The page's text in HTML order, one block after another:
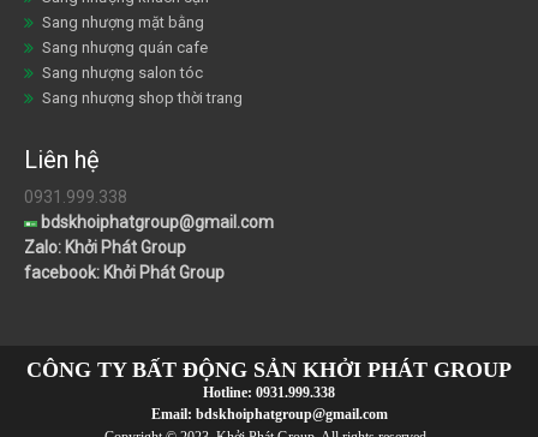
Sang nhượng mặt bằng
Sang nhượng quán cafe
Sang nhượng salon tóc
Sang nhượng shop thời trang
Liên hệ
0931.999.338
bdskhoiphatgroup@gmail.com
Zalo: Khởi Phát Group
facebook: Khởi Phát Group
CÔNG TY BẤT ĐỘNG SẢN KHỞI PHÁT GROUP
Hotline: 0931.999.338
Email: bdskhoiphatgroup@gmail.com